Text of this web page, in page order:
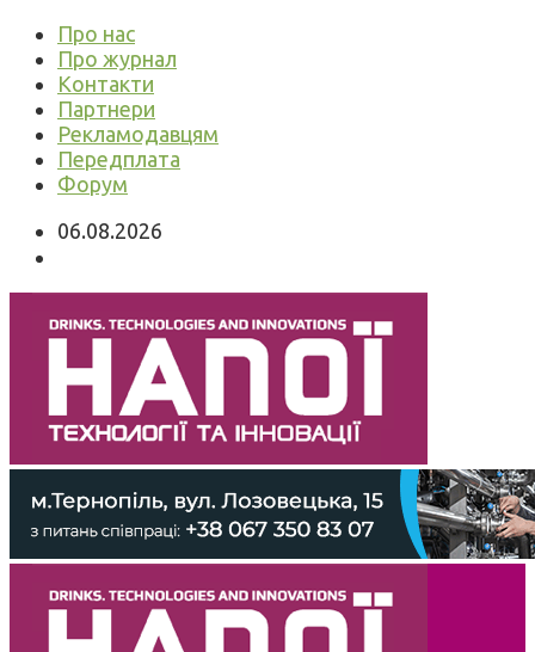
Про нас
Про журнал
Контакти
Партнери
Рекламодавцям
Передплата
Форум
06.08.2026